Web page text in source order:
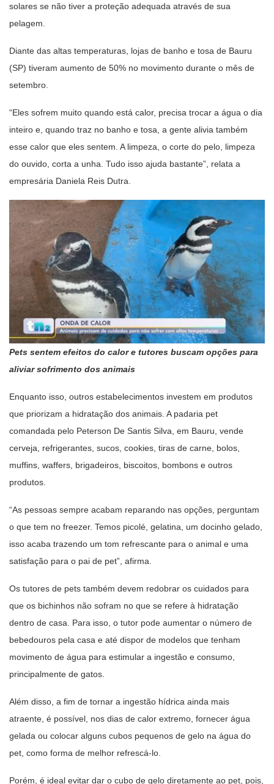
solares se não tiver a proteção adequada através de sua
pelagem.
Diante das altas temperaturas, lojas de banho e tosa de Bauru
(SP) tiveram aumento de 50% no movimento durante o mês de
setembro.
“Eles sofrem muito quando está calor, precisa trocar a água o dia
inteiro e, quando traz no banho e tosa, a gente alivia também
esse calor que eles sentem. A limpeza, o corte do pelo, limpeza
do ouvido, corta a unha. Tudo isso ajuda bastante”, relata a
empresária Daniela Reis Dutra.
Pets sentem efeitos do calor e tutores buscam opções para
aliviar sofrimento dos animais
Enquanto isso, outros estabelecimentos investem em produtos
que priorizam a hidratação dos animais. A padaria pet
comandada pelo Peterson De Santis Silva, em Bauru, vende
cerveja, refrigerantes, sucos, cookies, tiras de carne, bolos,
muffins, waffers, brigadeiros, biscoitos, bombons e outros
produtos.
“As pessoas sempre acabam reparando nas opções, perguntam
o que tem no freezer. Temos picolé, gelatina, um docinho gelado,
isso acaba trazendo um tom refrescante para o animal e uma
satisfação para o pai de pet”, afirma.
Os tutores de pets também devem redobrar os cuidados para
que os bichinhos não sofram no que se refere à hidratação
dentro de casa. Para isso, o tutor pode aumentar o número de
bebedouros pela casa e até dispor de modelos que tenham
movimento de água para estimular a ingestão e consumo,
principalmente de gatos.
Além disso, a fim de tornar a ingestão hídrica ainda mais
atraente, é possível, nos dias de calor extremo, fornecer água
gelada ou colocar alguns cubos pequenos de gelo na água do
pet, como forma de melhor refrescá-lo.
Porém, é ideal evitar dar o cubo de gelo diretamente ao pet, pois,